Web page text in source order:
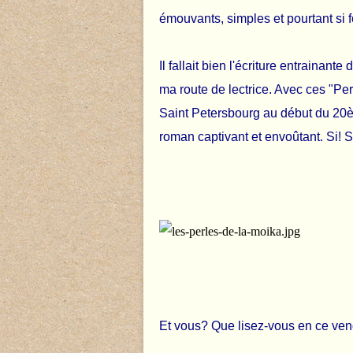
émouvants, simples et pourtant si
Il fallait bien l'écriture entrainante
ma route de lectrice. Avec ces
Saint Petersbourg au début du
roman captivant et envoûtant. Si!
Et vous? Que lisez-vous en ce